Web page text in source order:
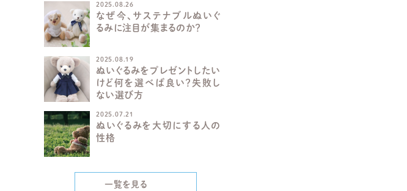
2025.08.26
なぜ今、サステナブルぬいぐ
るみに注目が集まるのか？
2025.08.19
ぬいぐるみをプレゼントしたい
けど何を選べば良い？失敗し
ない選び方
2025.07.21
ぬいぐるみを大切にする人の
性格
一覧を見る